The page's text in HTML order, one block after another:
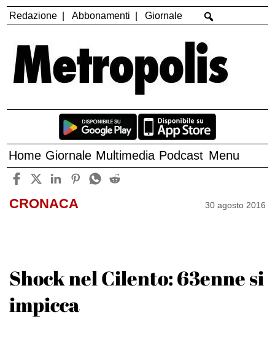
Redazione Abbonamenti Giornale
Home Giornale Multimedia Podcast Menu
CRONACA 30 agosto 2016
Shock nel Cilento: 63enne si
impicca